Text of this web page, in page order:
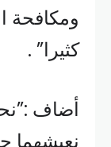
ومكافحة
كثيرا” .
أضاف
نعيشهما